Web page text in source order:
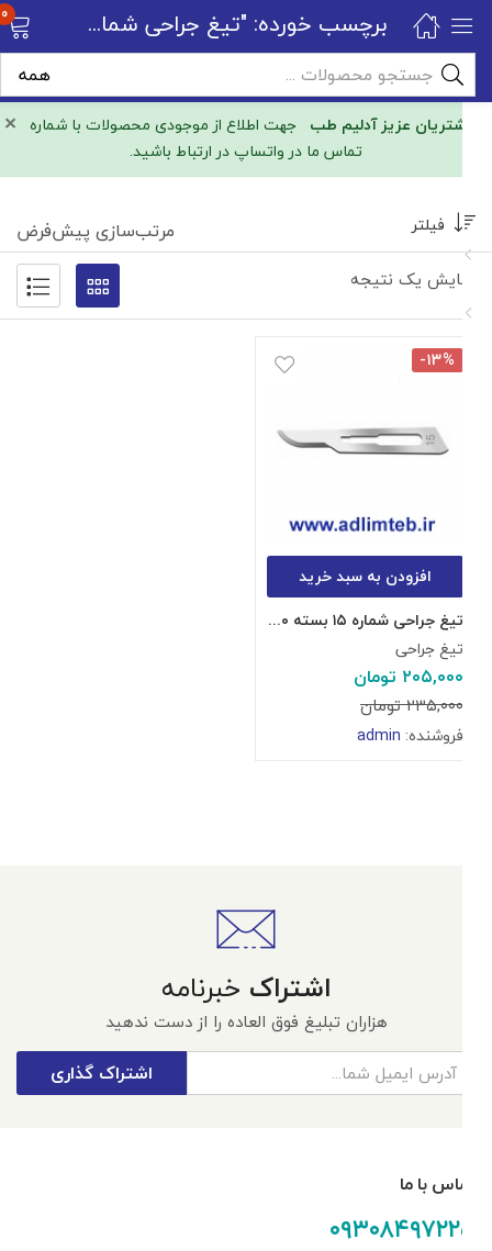
× مشتریان عزیز آدلیم طبجهت اطلاع از موجودی محصولات با شماره
تماس ما در واتساپ در ارتباط باشید.
برچسب خورده: "تیغ جراحی شماره ۱۵" 0
نمایش یک نتیجه
فیلتر مرتب‌سازی پیش‌فرض
افزودن به سبد خرید
-۱۳%
تیغ جراحی شماره ۱۵ بسته ۱۰۰ عددی
تیغ جراحی
۲۰۵,۰۰۰ تومان
۲۳۵,۰۰۰تومان
فروشنده:admin
اشتراکخبرنامه
هزاران تبلیغ فوق العاده را از دست ندهید
اشتراک گذاری
تماس با ما
۰۹۳۰۸۴۹۷۲۲۵